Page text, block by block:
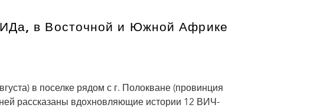
в Восточной и Южной Африке
в поселке рядом с г. Полокване (провинция
рассказаны вдохновляющие истории 12 ВИЧ-